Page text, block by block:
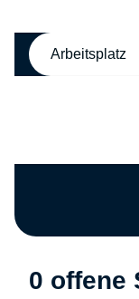
Arbeitsplatz
0 offene